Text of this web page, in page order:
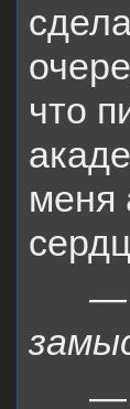
что
меня
—
—